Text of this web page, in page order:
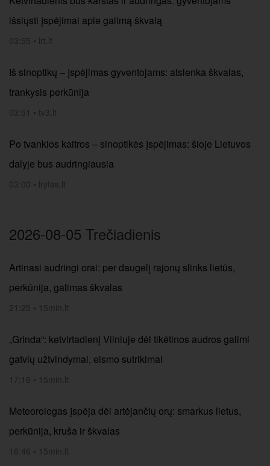
išsiųsti įspėjimai apie galimą škvalą
03:55 • lrt.lt
Iš sinoptikų – įspėjimas gyventojams: atslenka škvalas,
trankysis perkūnija
03:51 • tv3.lt
Po tvankios kaitros – sinoptikės įspėjimas: šioje Lietuvos
dalyje bus audringiausia
03:00 • lrytas.lt
2026-08-05 Trečiadienis
Artinasi audringi orai: per daugelį rajonų slinks lietūs,
perkūnija, galimas škvalas
21:25 • 15min.lt
„Grinda“: ketvirtadienį Vilniuje dėl tikėtinos audros galimi
gatvių užtvindymai, eismo sutrikimai
17:16 • 15min.lt
Meteorologas įspėja dėl artėjančių orų: smarkus lietus,
perkūnija, kruša ir škvalas
16:46 • 15min.lt